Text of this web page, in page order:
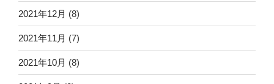
2021年12月 (8)
2021年11月 (7)
2021年10月 (8)